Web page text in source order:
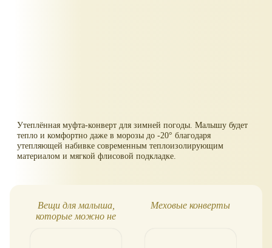
Утеплённая муфта-конверт для зимней погоды. Малышу будет
тепло и комфортно даже в морозы до -20° благодаря
утепляющей набивке современным теплоизолирующим
материалом и мягкой флисовой подкладке.
Вещи для малыша,
которые можно не
Меховые конверты